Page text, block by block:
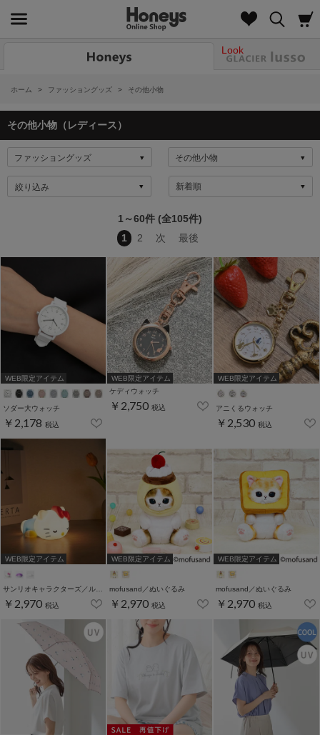
Look
ホーム > ファッショングッズ > その他小物
その他小物（レディース）
絞り込み
1～60件 (全105件)
1
2 次 最後
WEB限定アイテム
ソダー大ウォッチ
￥2,178 税込
WEB限定アイテム
ケディウォッチ
￥2,750 税込
WEB限定アイテム
アニくるウォッチ
￥2,530 税込
WEB限定アイテム
￥2,970 税込
WEB限定アイテム
mofusand／ぬいぐるみ
￥2,970 税込
WEB限定アイテム
mofusand／ぬいぐるみ
￥2,970 税込